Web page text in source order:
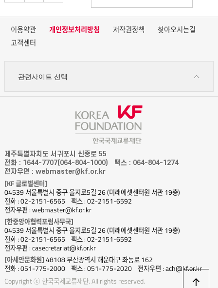
이용약관 개인정보처리방침 저작권정책
찾아오시는길
고객센터
관련사이트 선택
제주특별자치도 서귀포시 신중로 55
전화 : 1644-7707(064-804-1000)
팩스 : 064-804-1274
전자우편 : webmaster@kf.or.kr
[KF 글로벌센터]
04539 서울특별시 중구 을지로5길 26 (미래에셋센터원 서관 19층)
전화 : 02-2151-6565
팩스 : 02-2151-6592
전자우편 : webmaster@kf.or.kr
[한중앙아협력포럼사무국]
04539 서울특별시 중구 을지로5길 26 (미래에셋센터원 서관 19층)
전화 : 02-2151-6565
팩스 : 02-2151-6592
전자우편 : casecretariat@kf.or.kr
[아세안문화원] 48108 부산광역시 해운대구 좌동로 162
전화 : 051-775-2000
팩스 : 051-775-2020
전자우편 : ach@kf.or.kr
Copyright ⓒ 한국국제교류재단. All rights reserved.